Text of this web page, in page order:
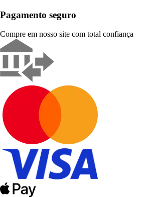
Pagamento seguro
Compre em nosso site com total confiança